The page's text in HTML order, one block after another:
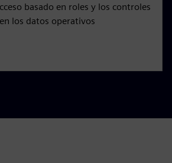
basado en roles y los controles
los datos operativos